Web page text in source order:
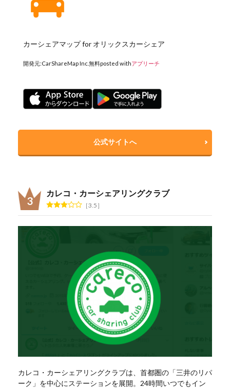
カーシェアマップ for オリックスカーシェア
開発元:CarShareMap Inc.無料posted withアプリーチ
公式サイトへ
カレコ・カーシェアリングクラブ
3.5
カレコ・カーシェアリングクラブは、首都圏の「三井のリパ
ーク」を中心にステーションを展開。24時間いつでもイン